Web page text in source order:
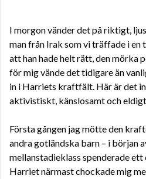
I morgon vänder det på riktigt,
man från Irak som vi träffade i en
att han hade helt rätt, den mörka
för mig vände det tidigare än
in i Harriets kraftfält. Här är det
aktivistiskt, känslosamt och
Första gången jag mötte den
andra gotländska barn – i början
mellanstadieklass spenderade
Harriet närmast chockade mig